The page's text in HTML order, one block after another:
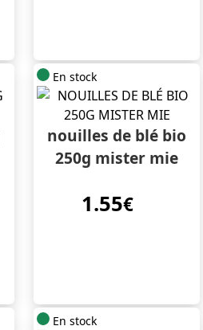
En stock
nouilles de blé bio
250g mister mie
1.55€
En stock